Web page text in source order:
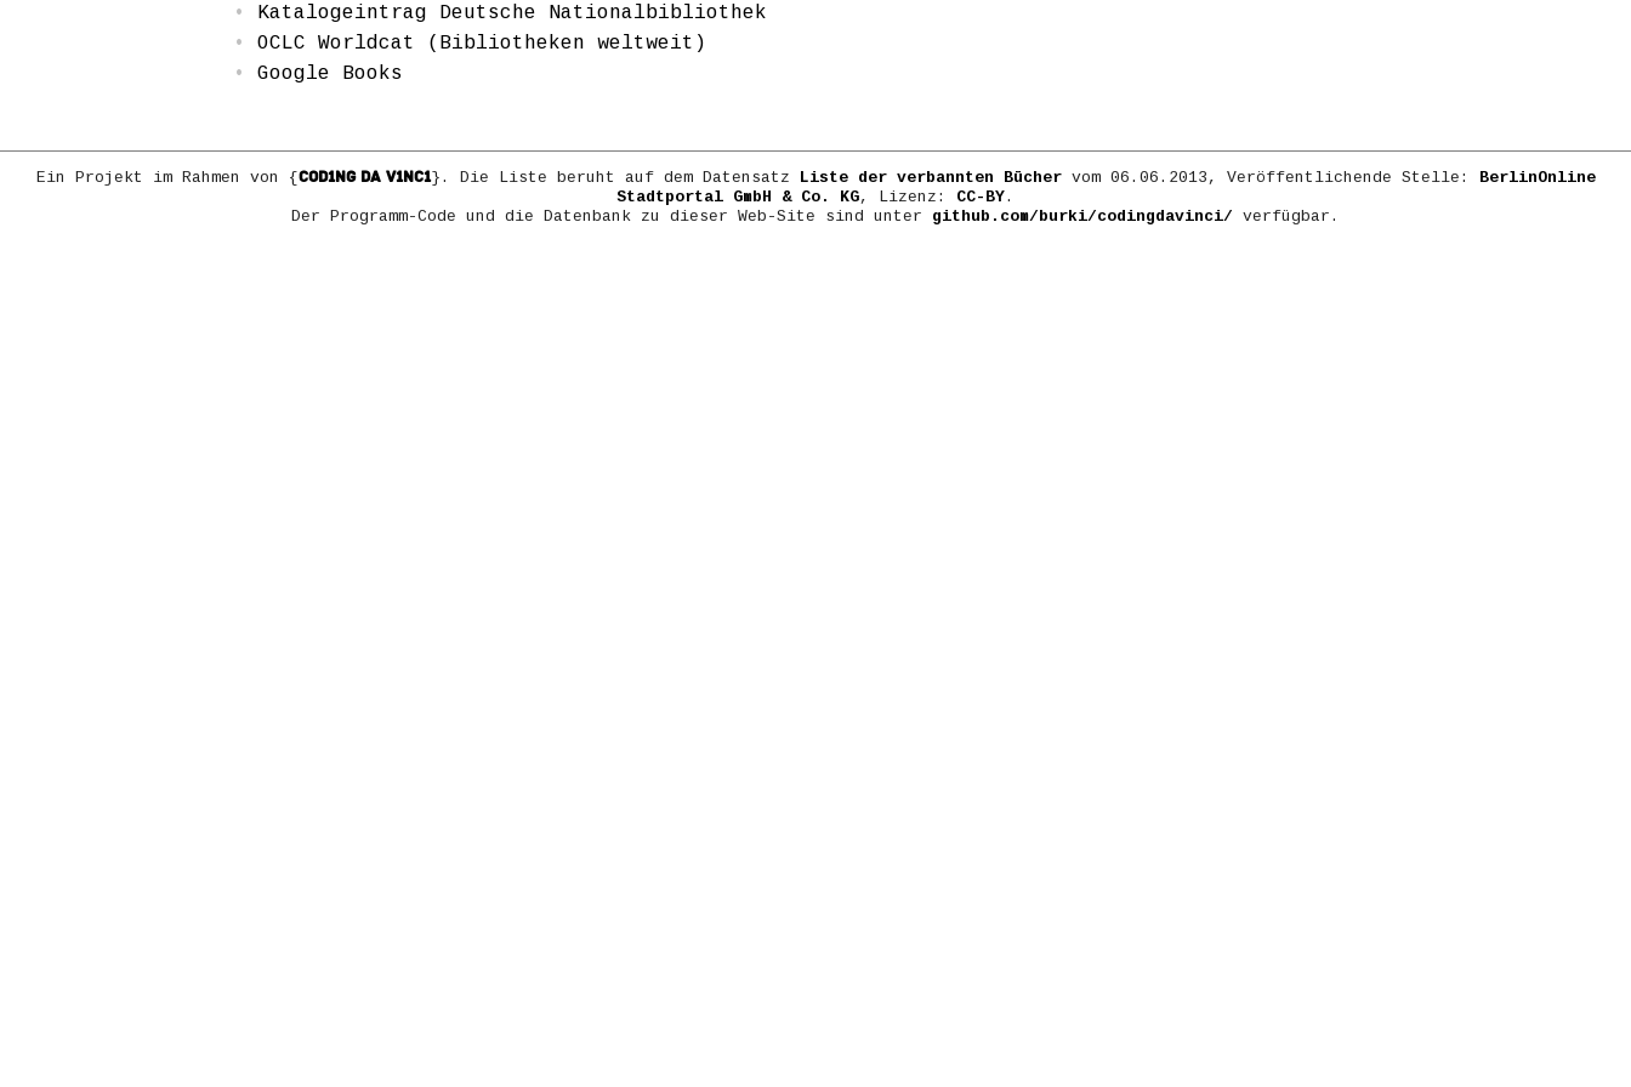
Katalogeintrag Deutsche Nationalbibliothek
OCLC Worldcat (Bibliotheken weltweit)
Google Books
Ein Projekt im Rahmen von {COD1NG DA V1NC1}. Die Liste beruht auf dem Datensatz Liste der verbannten Büchervom 06.06.2013, Veröffentlichende Stelle: BerlinOnline
Stadtportal GmbH & Co. KG, Lizenz: CC-BY.
Der Programm-Code und die Datenbank zu dieser Web-Site sind unter github.com/burki/codingdavinci/ verfügbar.